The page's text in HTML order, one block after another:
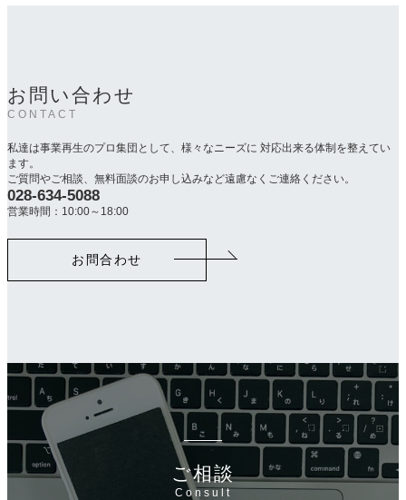
お問い合わせ
CONTACT
私達は事業再生のプロ集団として、様々なニーズに 対応出来る体制を整えてい
ます。
ご質問やご相談、無料面談のお申し込みなど遠慮なくご連絡ください。
カ
ラ
ク
028-634-5088
営業時間：10:00～18:00
お問合わせ
ご相談
Consult